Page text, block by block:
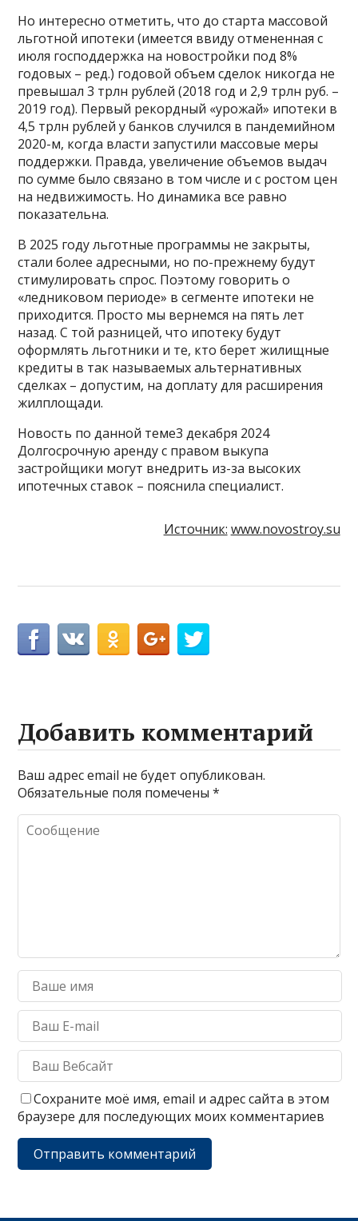
Но интересно отметить, что до старта массовой
льготной ипотеки (имеется ввиду отмененная с
июля господдержка на новостройки под 8%
годовых – ред.) годовой объем сделок никогда не
превышал 3 трлн рублей (2018 год и 2,9 трлн руб. –
2019 год). Первый рекордный «урожай» ипотеки в
4,5 трлн рублей у банков случился в пандемийном
2020-м, когда власти запустили массовые меры
поддержки. Правда, увеличение объемов выдач
по сумме было связано в том числе и с ростом цен
на недвижимость. Но динамика все равно
показательна.
В 2025 году льготные программы не закрыты,
стали более адресными, но по-прежнему будут
стимулировать спрос. Поэтому говорить о
«ледниковом периоде» в сегменте ипотеки не
приходится. Просто мы вернемся на пять лет
назад. С той разницей, что ипотеку будут
оформлять льготники и те, кто берет жилищные
кредиты в так называемых альтернативных
сделках – допустим, на доплату для расширения
жилплощади.
Новость по данной теме3 декабря 2024
Долгосрочную аренду с правом выкупа
застройщики могут внедрить из-за высоких
ипотечных ставок – пояснила специалист.
Источник: www.novostroy.su
Добавить комментарий
Ваш адрес email не будет опубликован.
Обязательные поля помечены*
Сохраните моё имя, email и адрес сайта в этом
браузере для последующих моих комментариев